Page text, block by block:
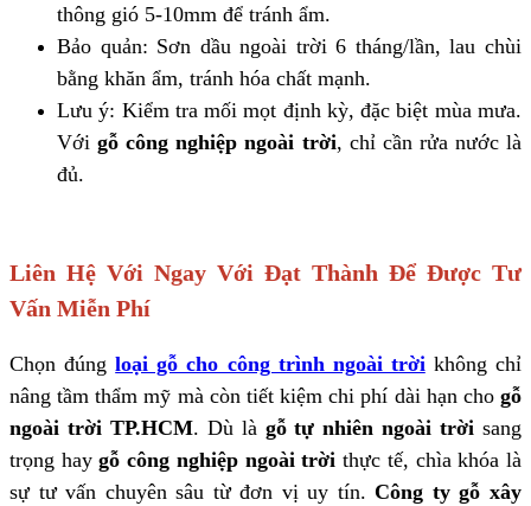
thông gió 5-10mm để tránh ẩm.
Bảo quản: Sơn dầu ngoài trời 6 tháng/lần, lau chùi
bằng khăn ẩm, tránh hóa chất mạnh.
Lưu ý: Kiểm tra mối mọt định kỳ, đặc biệt mùa mưa.
Vớigỗ công nghiệp ngoài trời, chỉ cần rửa nước là
đủ.
Liên Hệ Với Ngay Với Đạt Thành Để Được Tư
Vấn Miễn Phí
Chọn đúngloại gỗ cho công trình ngoài trờikhông chỉ
nâng tầm thẩm mỹ mà còn tiết kiệm chi phí dài hạn cho gỗ
ngoài trời TP.HCM. Dù là gỗ tự nhiên ngoài trời sang
trọng haygỗ công nghiệp ngoài trời thực tế, chìa khóa là
sự tư vấn chuyên sâu từ đơn vị uy tín.Công ty gỗ xây